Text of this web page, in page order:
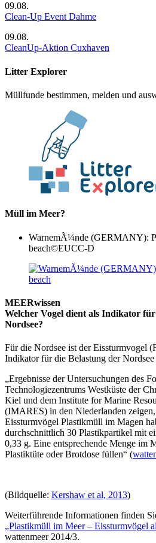
09.08.
Clean-Up Event Dahme
09.08.
CleanUp-Aktion Cuxhaven
Litter Explorer
Müllfunde bestimmen, melden und
Müll im Meer?
WarnemÃ¼nde (GERMANY):
beach©EUCC-D
MEERwissen
Welcher Vogel dient als Indikator
Nordsee?
Für die Nordsee ist der Eissturmvogel
Indikator für die Belastung der
„Ergebnisse der Untersuchungen des
Technologiezentrums Westküste der
Kiel und dem Institute for Marine
(IMARES) in den Niederlanden
Eissturmvögel Plastikmüll im Magen
durchschnittlich 30 Plastikpartikel mit
0,33 g. Eine entsprechende Menge im
Plastiktüte oder Brotdose füllen“ (
(Bildquelle: Kershaw et al, 2013)
Weiterführende Informationen finden
„Plastikmüll im Meer – Eissturmvögel
wattenmeer 2014/3.